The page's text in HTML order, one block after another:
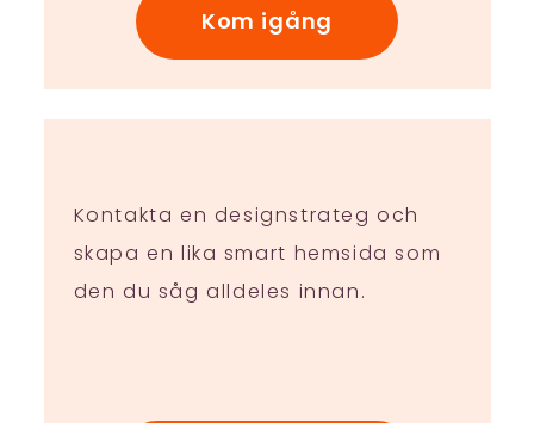
Kom igång
Kontakta en designstrateg och
skapa en lika smart hemsida som
den du såg alldeles innan.